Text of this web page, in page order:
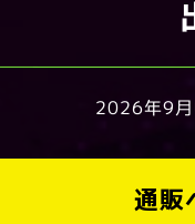
2026年9月
通販